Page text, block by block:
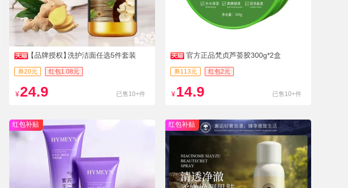
【品牌授权】洗护洁面任选5件套装
券20元 红包1.08元
¥ 24.9 已售10+件
官方正品梵贞芦荟胶300g*2盒
券113元 红包2元
¥ 14.9 已售10+件
红包补贴 红包补贴